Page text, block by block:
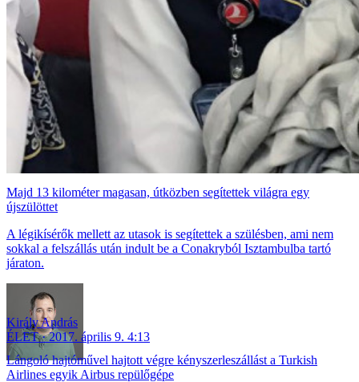
Majd 13 kilométer magasan, útközben segítettek világra egy
újszülöttet
A légikísérők mellett az utasok is segítettek a szülésben, ami nem
sokkal a felszállás után indult be a Conakryból Isztambulba tartó
járaton.
Király András
ÉLET
2017. április 9. 4:13
Lángoló hajtóművel hajtott végre kényszerleszállást a Turkish
Airlines egyik Airbus repülőgépe